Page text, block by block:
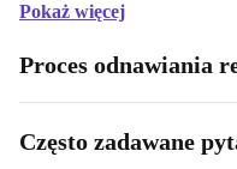
Pokaż więcej
Proces odnawiania
Często zadawane